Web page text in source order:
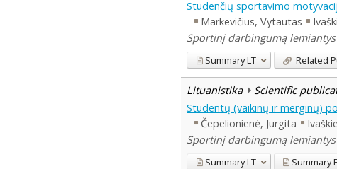
Studenčių sportavimo
Markevičius, Vytautas
Sportinį darbingumą
SummaryLT Related
Lituanistika Scientific
Studentų (vaikinų ir merginų)
Čepelionienė, Jurgita
Sportinį darbingumą
SummaryLT Summary